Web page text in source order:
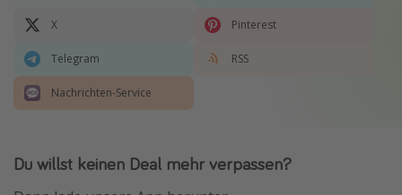
X Pinterest
Telegram RSS
Nachrichten-Service
Du willst keinen Deal mehr verpassen?